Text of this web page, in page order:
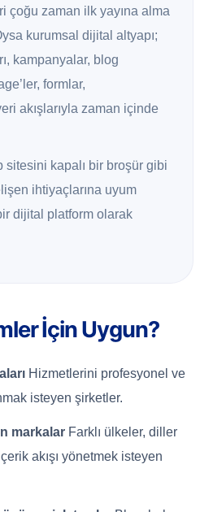
çoğu zaman ilk yayına alma
kurumsal dijital altyapı;
kampanyalar, blog
formlar,
akışlarıyla zaman içinde
kapalı bir broşür gibi
ihtiyaçlarına uyum
dijital platform olarak
İçin Uygun?
Hizmetlerini profesyonel ve
isteyen şirketler.
markalar Farklı ülkeler, diller
akışı yönetmek isteyen